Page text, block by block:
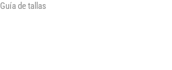
Guía de tallas